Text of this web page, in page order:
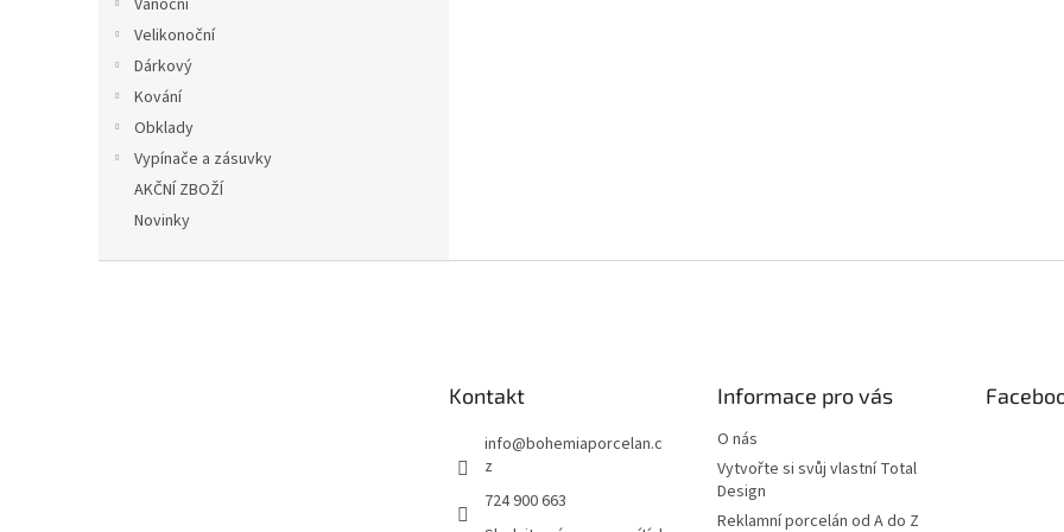
Vánoční
Velikonoční
Dárkový
Kování
Obklady
Vypínače a zásuvky
AKČNÍ ZBOŽÍ
Novinky
Kontakt
info@bohemiaporcelan.c
z
724 900 663
Informace pro vás
O nás
Vytvořte si svůj vlastní Total
Design
Reklamní porcelán od A do Z